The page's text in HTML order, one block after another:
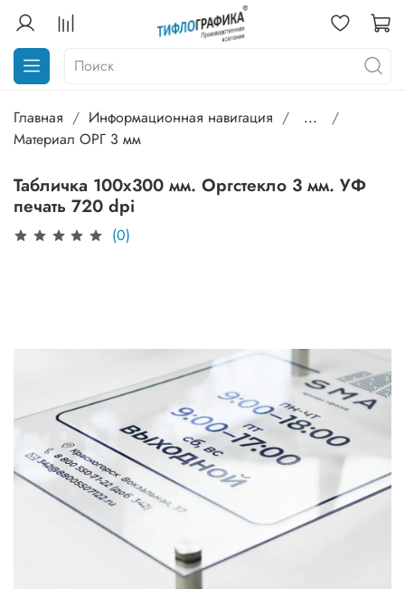
Главная Информационная навигация
...
Материал ОРГ 3 мм
Табличка 100х300 мм. Оргстекло 3 мм. УФ
печать 720 dpi
(0)